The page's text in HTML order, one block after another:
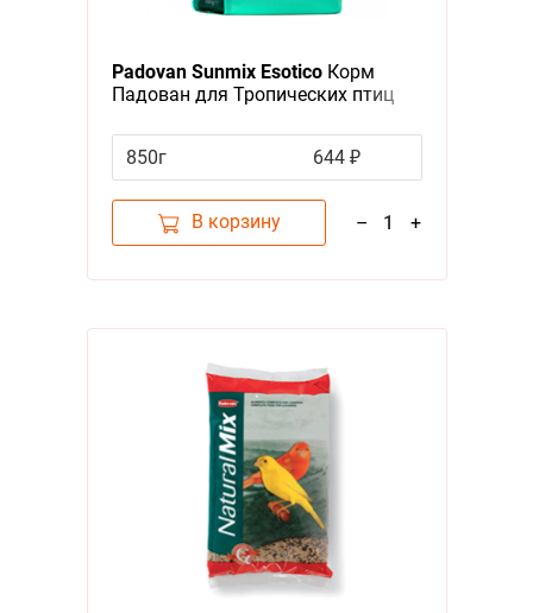
Padovan Sunmix EsoticoКорм
Падован для Тропических птиц
850г
644 ₽
В корзину – 1 +